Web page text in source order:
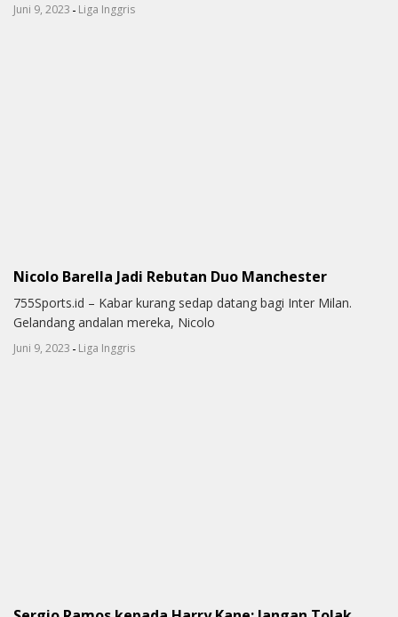
Juni 9, 2023 - Liga Inggris
Nicolo Barella Jadi Rebutan Duo Manchester
755Sports.id – Kabar kurang sedap datang bagi Inter Milan.
Gelandang andalan mereka, Nicolo
Juni 9, 2023 - Liga Inggris